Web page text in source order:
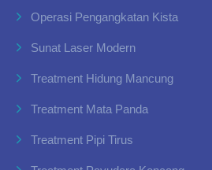
Operasi Pengangkatan Kista
Sunat Laser Modern
Treatment Hidung Mancung
Treatment Mata Panda
Treatment Pipi Tirus